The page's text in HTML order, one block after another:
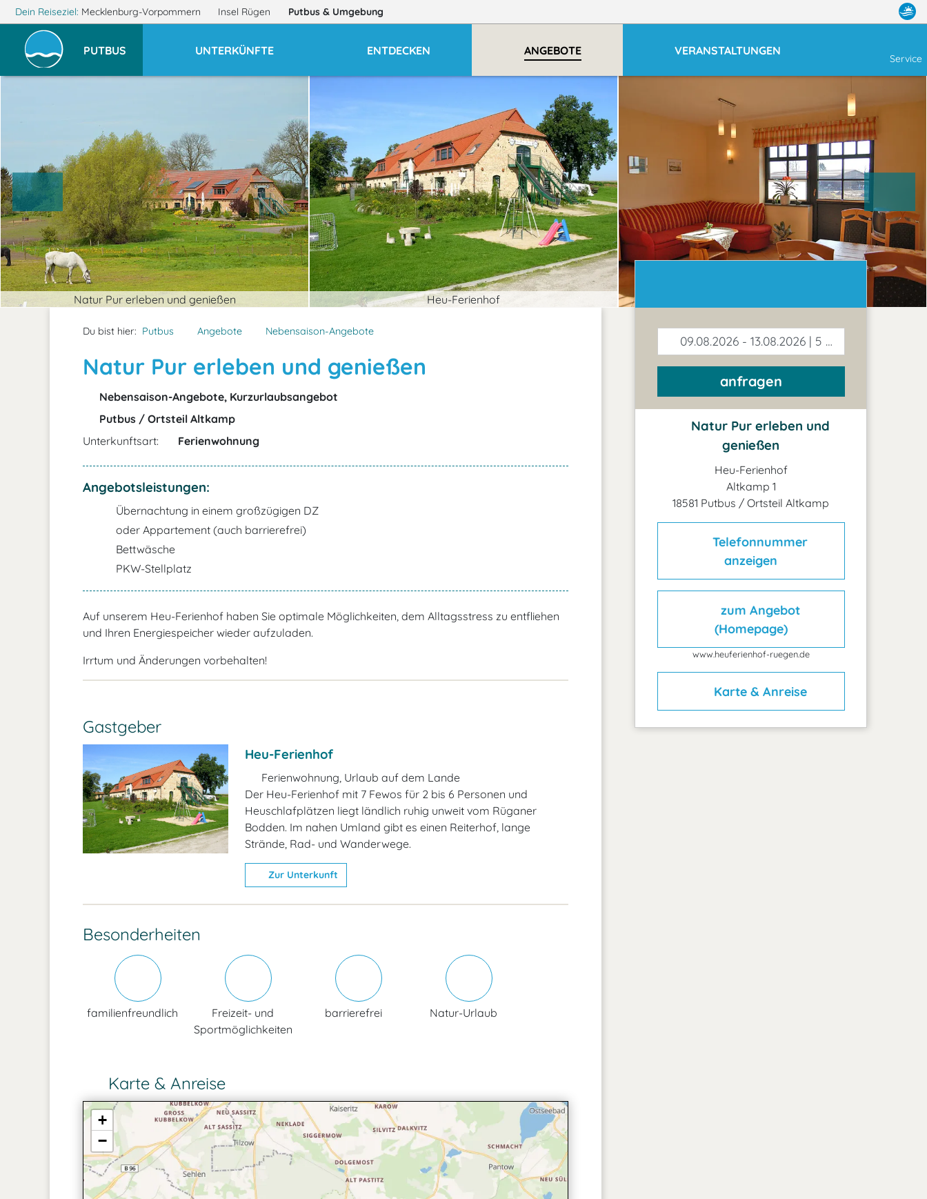
Dein Reiseziel: Mecklenburg-Vorpommern Insel Rügen Putbus & Umgebung
PUTBUS UNTERKÜNFTE ENTDECKEN ANGEBOTE VERANSTALTUNGEN
Service
Natur Pur erleben und genießen Heu-Ferienhof
Du bist hier: Putbus Angebote Nebensaison-Angebote
Natur Pur erleben und genießen
Nebensaison-Angebote, Kurzurlaubsangebot
Putbus / Ortsteil Altkamp
Unterkunftsart:
Ferienwohnung
Angebotsleistungen:
Übernachtung in einem großzügigen DZ
oder Appartement (auch barrierefrei)
Bettwäsche
PKW-Stellplatz
Auf unserem Heu-Ferienhof haben Sie optimale Möglichkeiten, dem Alltagsstress zu entfliehen
und Ihren Energiespeicher wieder aufzuladen.
Irrtum und Änderungen vorbehalten!
Gastgeber
Heu-Ferienhof
Ferienwohnung, Urlaub auf dem Lande
Der Heu-Ferienhof mit 7 Fewos für 2 bis 6 Personen und
Heuschlafplätzen liegt ländlich ruhig unweit vom Rüganer
Bodden. Im nahen Umland gibt es einen Reiterhof, lange
Strände, Rad- und Wanderwege.
Zur Unterkunft
Besonderheiten
familienfreundlich
Freizeit- und
Sportmöglichkeiten
barrierefrei Natur-Urlaub
Karte & Anreise
+
−
09.08.2026 - 13.08.2026 | 5 Tage
anfragen
Natur Pur erleben und
genießen
Heu-Ferienhof
Altkamp 1
18581 Putbus / Ortsteil Altkamp
Telefonnummer
anzeigen
zum Angebot
(Homepage)
www.heuferienhof-ruegen.de
Karte & Anreise